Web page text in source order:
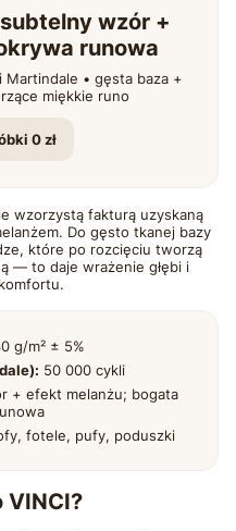
wzór +
runowa
Martindale • gęsta baza +
miękkie runo
0 zł
wzorzystą fakturą uzyskaną
Do gęsto tkanej bazy
które po rozcięciu tworzą
— to daje wrażenie głębi i
g/m² ± 5%
50 000 cykli
+ efekt melanżu; bogata
fotele, pufy, poduszki
VINCI?